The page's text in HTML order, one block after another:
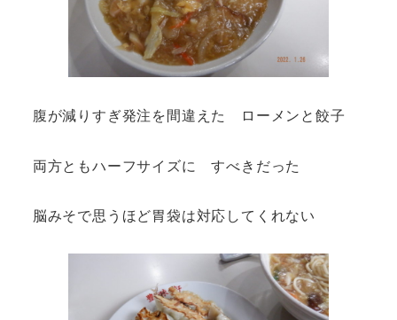
腹が減りすぎ発注を間違えた ローメンと餃子
両方ともハーフサイズに すべきだった
脳みそで思うほど胃袋は対応してくれない